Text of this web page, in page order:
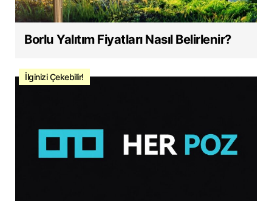
Borlu Yalıtım Fiyatları Nasıl Belirlenir?
İlginizi Çekebilir!